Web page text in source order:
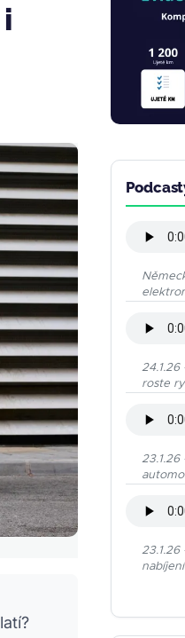
24.1.26
roste
23.1.26
23.1.26